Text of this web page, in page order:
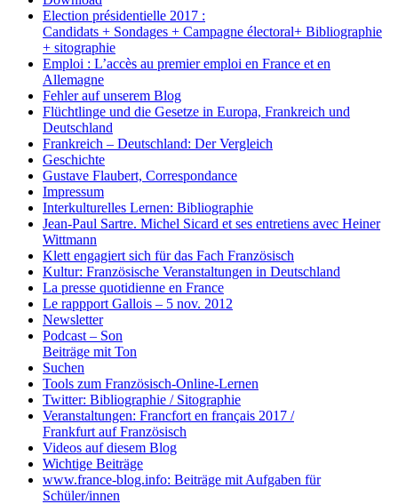
Election présidentielle 2017 :
Candidats + Sondages + Campagne électoral+ Bibliographie
+ sitographie
Emploi : L’accès au premier emploi en France et en
Allemagne
Fehler auf unserem Blog
Flüchtlinge und die Gesetze in Europa, Frankreich und
Deutschland
Frankreich – Deutschland: Der Vergleich
Geschichte
Gustave Flaubert, Correspondance
Impressum
Interkulturelles Lernen: Bibliographie
Jean-Paul Sartre. Michel Sicard et ses entretiens avec Heiner
Wittmann
Klett engagiert sich für das Fach Französisch
Kultur: Französische Veranstaltungen in Deutschland
La presse quotidienne en France
Le rappport Gallois – 5 nov. 2012
Newsletter
Podcast – Son
Beiträge mit Ton
Suchen
Tools zum Französisch-Online-Lernen
Twitter: Bibliographie / Sitographie
Veranstaltungen: Francfort en français 2017 /
Frankfurt auf Französisch
Videos auf diesem Blog
Wichtige Beiträge
www.france-blog.info: Beiträge mit Aufgaben für
Schüler/innen